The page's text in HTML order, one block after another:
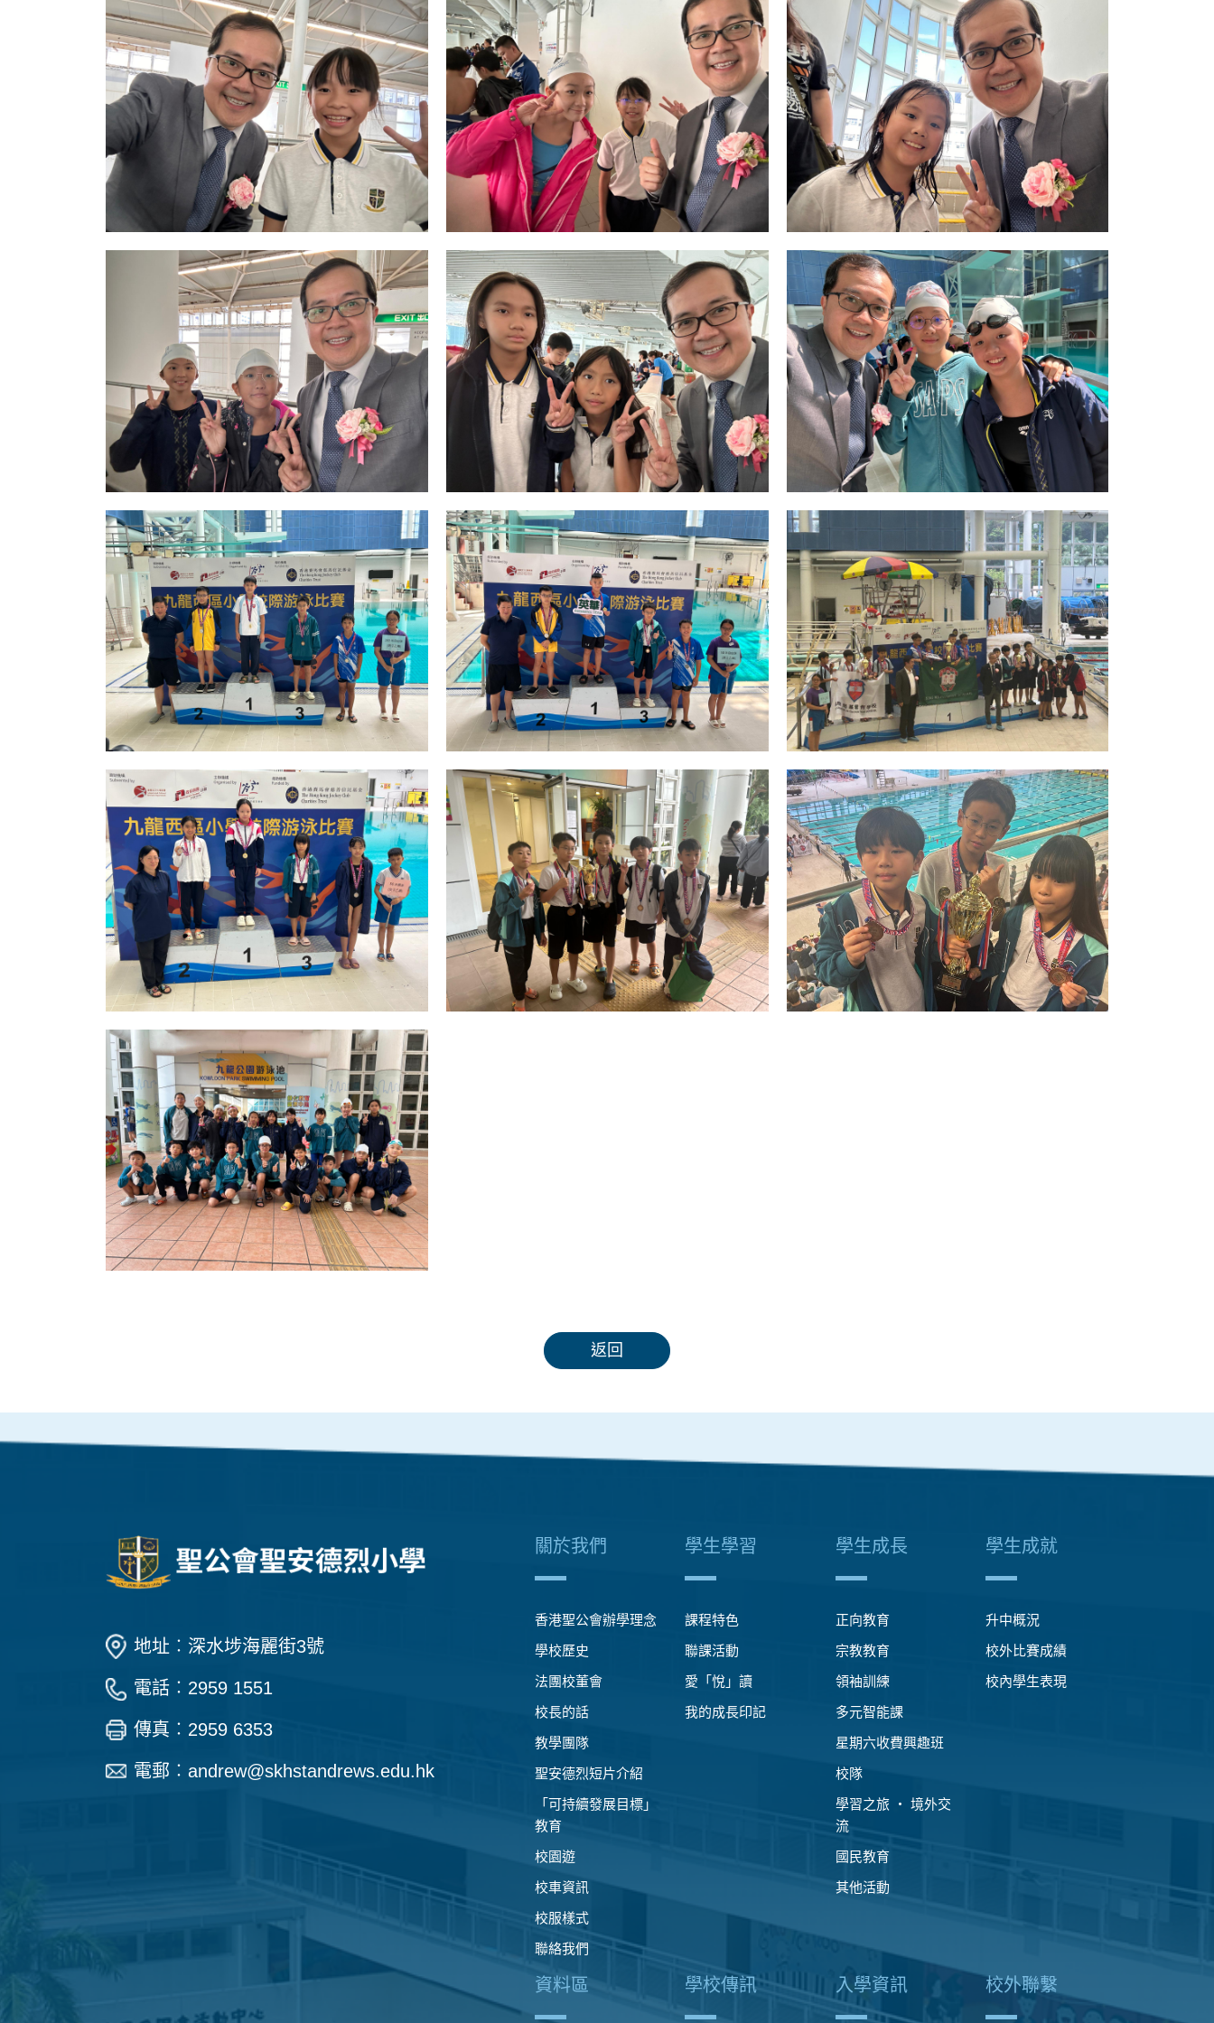
返回
地址︰深水埗海麗街3號
電話︰2959 1551
傳真︰2959 6353
電郵︰ andrew@skhstandrews.edu.hk
關於我們
香港聖公會辦學理念
學校歷史
法團校董會
校長的話
教學團隊
聖安德烈短片介紹
「可持續發展目標」
教育
校園遊
校車資訊
校服樣式
聯絡我們
學生學習
課程特色
聯課活動
愛「悅」讀
我的成長印記
學生成長
正向教育
宗教教育
領袖訓練
多元智能課
星期六收費興趣班
校隊
學習之旅 ‧ 境外交
流
國民教育
其他活動
學生成就
升中概況
校外比賽成績
校內學生表現
資料區 學校傳訊 入學資訊 校外聯繫